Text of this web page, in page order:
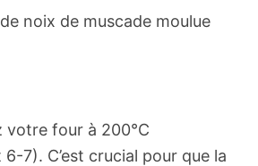
noix de muscade moulue
votre four à 200°C
7). C’est crucial pour que la